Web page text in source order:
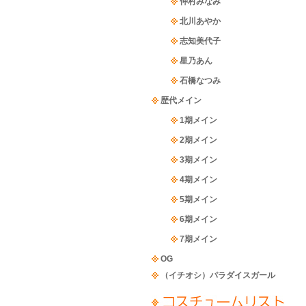
北川あやか
志知美代子
星乃あん
石橋なつみ
歴代メイン
1期メイン
2期メイン
3期メイン
4期メイン
5期メイン
6期メイン
7期メイン
OG
（イチオシ）パラダイスガール